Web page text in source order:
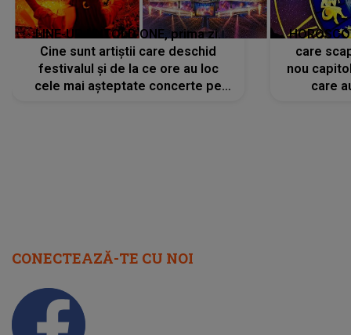
LINE-UP UNTOLD ONE, prima zi.
Cine sunt artiștii care deschid
festivalul și de la ce ore au loc
cele mai așteptate concerte pe
care
nou
care
CONECTEAZĂ-TE CU NOI